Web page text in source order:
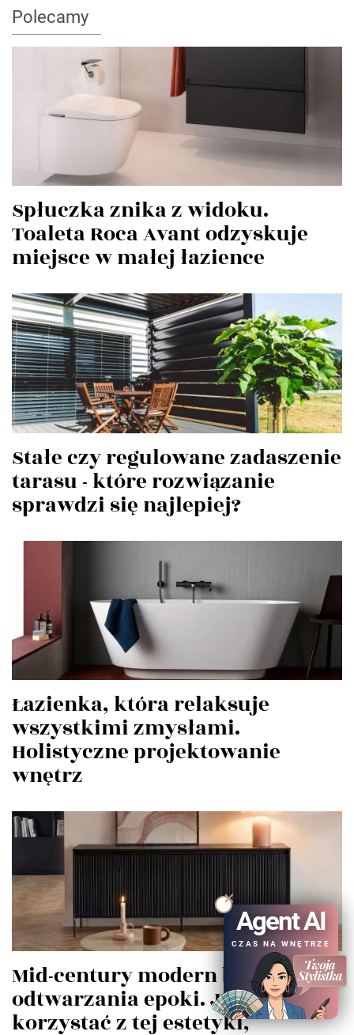
Polecamy
Spłuczka znika z widoku.
Toaleta Roca Avant odzyskuje
miejsce w małej łazience
Stałe czy regulowane zadaszenie
tarasu - które rozwiązanie
sprawdzi się najlepiej?
Łazienka, która relaksuje
wszystkimi zmysłami.
Holistyczne projektowanie
wnętrz
Mid-century modern bez
odtwarzania epoki. Jak
korzystać z tej estetyki,
Agent AI
CZAS NA WNĘTRZE